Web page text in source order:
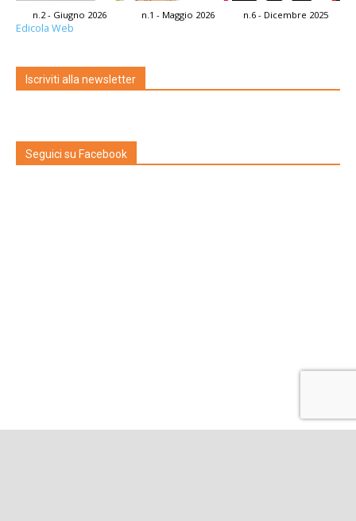
n.2 - Giugno 2026 n.1 - Maggio 2026 n.6 - Dicembre 2025
Edicola Web
Iscriviti alla newsletter
Seguici su Facebook